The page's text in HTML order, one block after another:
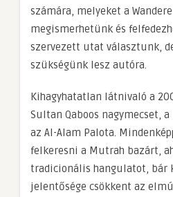
számára, melyeket a
megismerhetünk és
szervezett utat választunk,
szükségünk lesz autóra.
Kihagyhatatlan látnivaló a
Sultan Qaboos nagymecset,
az Al-Alam Palota.
felkeresni a Mutrah bazárt,
tradicionális hangulatot, bár
jelentősége csökkent az